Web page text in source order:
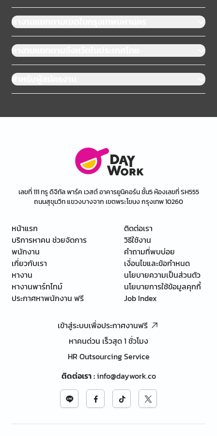
หางานแยกตามเขตในกรุงเทพมหานคร
หางานแยกตามจังหวัดในประเทศไทย
สำหรับผู้สมัครงาน
เลขที่ 111 ทรู ดิจิทัล พาร์ค เวสต์ อาคารยูนิคอร์น ชั้น5 ห้องเลขที่ SH555
ถนนสุขุมวิท แขวงบางจาก เขตพระโขนง กรุงเทพ 10260
หน้าแรก
บริการหาคน ช่วยจัดการ
พนักงาน
เกี่ยวกับเรา
หางาน
หางานพาร์ทไทม์
ประกาศหาพนักงาน ฟรี
ติดต่อเรา
วิธีใช้งาน
คำถามที่พบบ่อย
เงื่อนไขและข้อกำหนด
นโยบายความเป็นส่วนตัว
นโยบายการใช้ข้อมูลคุกกี้
Job Index
เข้าสู่ระบบเพื่อประกาศงานฟรี
หาคนด่วน เร็วสุด 1 ชั่วโมง
HR Outsourcing Service
ติดต่อเรา:info@daywork.co